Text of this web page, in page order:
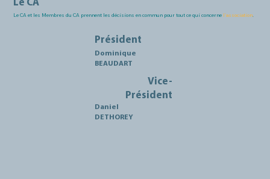
Président
Dominique
BEAUDART
Daniel
DETHOREY
Vice-
Président
Le CA
Le CA et les Membres du CA prennent les décisions en commun pour tout ce qui concerne l'association.